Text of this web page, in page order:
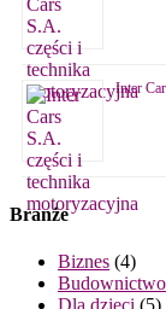
Inter
Branże
Biznes (4)
Budownictwo
Dla dzieci (5)